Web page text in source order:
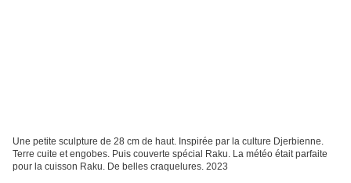
Une petite sculpture de 28 cm de haut. Inspirée par la culture Djerbienne.
Terre cuite et engobes. Puis couverte spécial Raku. La météo était parfaite
pour la cuisson Raku. De belles craquelures. 2023